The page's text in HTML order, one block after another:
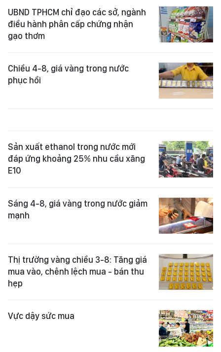
UBND TPHCM chỉ đạo các sở, ngành
điều hành phân cấp chứng nhận
gạo thơm
Chiều 4-8, giá vàng trong nước
phục hồi
Sản xuất ethanol trong nước mới
đáp ứng khoảng 25% nhu cầu xăng
E10
Sáng 4-8, giá vàng trong nước giảm
mạnh
Thị trường vàng chiều 3-8: Tăng giá
mua vào, chênh lệch mua - bán thu
hẹp
Vực dậy sức mua